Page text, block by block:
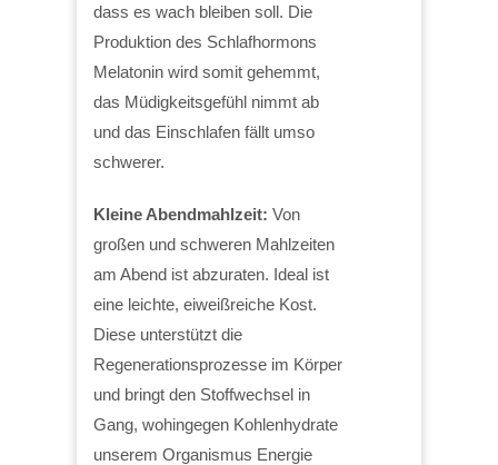
dass es wach bleiben soll. Die
Produktion des Schlafhormons
Melatonin wird somit gehemmt,
das Müdigkeitsgefühl nimmt ab
und das Einschlafen fällt umso
schwerer.
Kleine Abendmahlzeit: Von
großen und schweren Mahlzeiten
am Abend ist abzuraten. Ideal ist
eine leichte, eiweißreiche Kost.
Diese unterstützt die
Regenerationsprozesse im Körper
und bringt den Stoffwechsel in
Gang, wohingegen Kohlenhydrate
unserem Organismus Energie